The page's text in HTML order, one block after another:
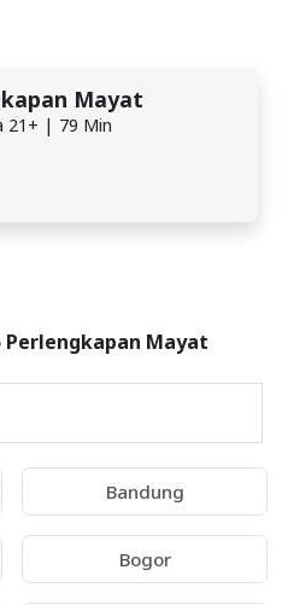
Mayat
21+ | 79 Min
Perlengkapan Mayat
Bandung
Bogor